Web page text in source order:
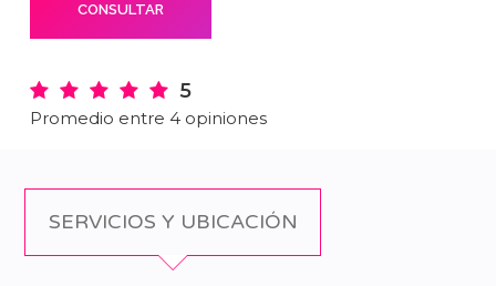
CONSULTAR
5
Promedio entre 4 opiniones
SERVICIOS Y UBICACIÓN